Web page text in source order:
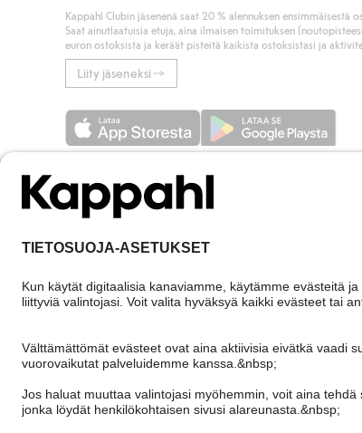
Kappahl Clubin jäsenenä saat 20 % alennuksen ensimmäisestä
Saat ainutlaatuisia etuja, aina ilmaisen toimituksen
euron ostoksista ja keräät pisteitä kaikista ostoksistasi ja
Liity jäseneksi
Cookies